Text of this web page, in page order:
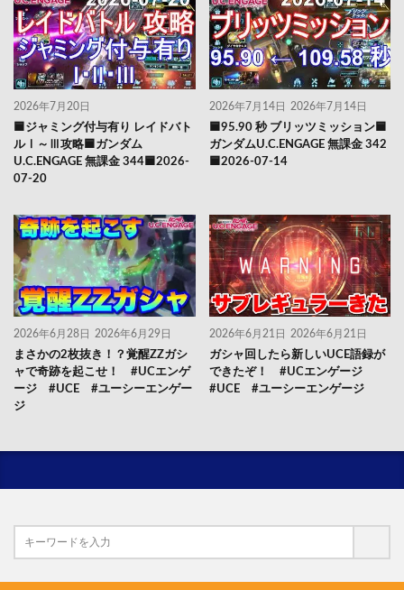
2026年7月20日
🟦ジャミング付与有り レイドバト
ルⅠ～Ⅲ攻略🟦ガンダム
U.C.ENGAGE 無課金 344🟦2026-
07-20
2026年7月14日 2026年7月14日
🟦95.90 秒 ブリッツミッション🟦
ガンダムU.C.ENGAGE 無課金 342
🟦2026-07-14
2026年6月28日 2026年6月29日
まさかの2枚抜き！？覚醒ZZガシ
ャで奇跡を起こせ！ #UCエンゲ
ージ #UCE #ユーシーエンゲー
ジ
2026年6月21日 2026年6月21日
ガシャ回したら新しいUCE語録が
できたぞ！ #UCエンゲージ
#UCE #ユーシーエンゲージ